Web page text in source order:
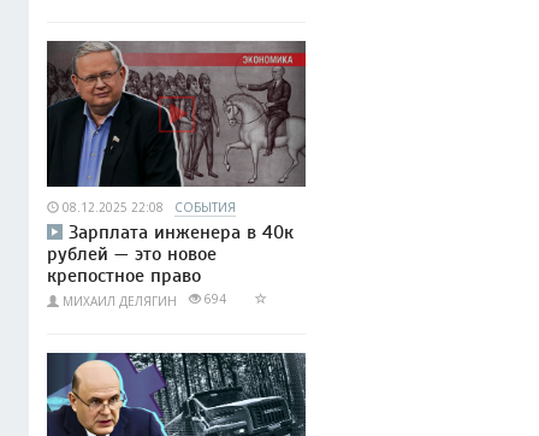
08.12.2025 22:08 СОБЫТИЯ
Зарплата инженера в 40к
рублей — это новое
крепостное право
МИХАИЛ ДЕЛЯГИН 694